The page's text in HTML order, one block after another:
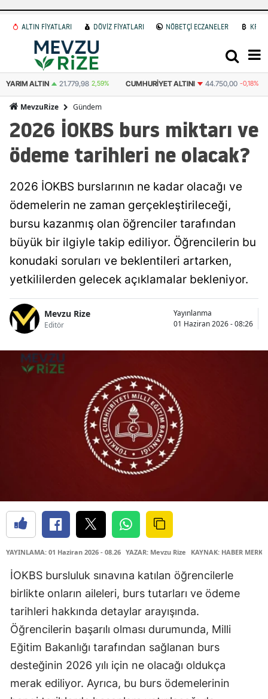
ALTIN FİYATLARI DÖVİZ FİYATLARI NÖBETÇİ ECZANELER
YARIM ALTIN 21.779,98 2,59% CUMHURIYET ALTINI 44.750,00 -0,18%
MevzuRize Gündem
2026 İOKBS burs miktarı ve
ödeme tarihleri ne olacak?
2026 İOKBS burslarının ne kadar olacağı ve
ödemelerin ne zaman gerçekleştirileceği,
bursu kazanmış olan öğrenciler tarafından
büyük bir ilgiyle takip ediliyor. Öğrencilerin bu
konudaki soruları ve beklentileri artarken,
yetkililerden gelecek açıklamalar bekleniyor.
Mevzu Rize
Editör
Yayınlanma
01 Haziran 2026 - 08:26
YAYINLAMA: 01 Haziran 2026 - 08.26 YAZAR: Mevzu Rize KAYNAK: HABER
İOKBS bursluluk sınavına katılan öğrencilerle
birlikte onların aileleri, burs tutarları ve ödeme
tarihleri hakkında detaylar arayışında.
Öğrencilerin başarılı olması durumunda, Milli
Eğitim Bakanlığı tarafından sağlanan burs
desteğinin 2026 yılı için ne olacağı oldukça
merak ediliyor. Ayrıca, bu burs ödemelerinin